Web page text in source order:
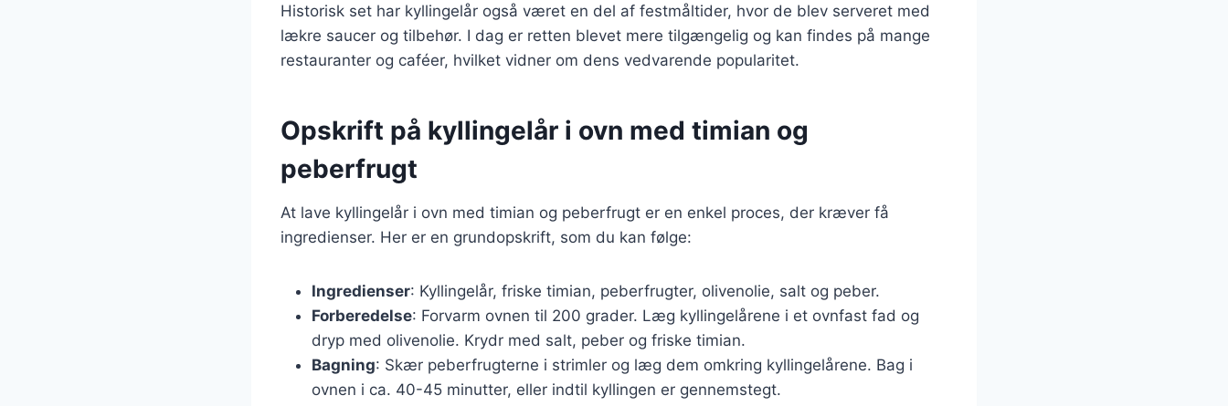
Historisk set har kyllingelår også været en del af festmåltider, hvor de blev serveret med
lækre saucer og tilbehør. I dag er retten blevet mere tilgængelig og kan findes på mange
restauranter og caféer, hvilket vidner om dens vedvarende popularitet.
Opskrift på kyllingelår i ovn med timian og
peberfrugt
At lave kyllingelår i ovn med timian og peberfrugt er en enkel proces, der kræver få
ingredienser. Her er en grundopskrift, som du kan følge:
Ingredienser: Kyllingelår, friske timian, peberfrugter, olivenolie, salt og peber.
Forberedelse: Forvarm ovnen til 200 grader. Læg kyllingelårene i et ovnfast fad og
dryp med olivenolie. Krydr med salt, peber og friske timian.
Bagning: Skær peberfrugterne i strimler og læg dem omkring kyllingelårene. Bag i
ovnen i ca. 40-45 minutter, eller indtil kyllingen er gennemstegt.